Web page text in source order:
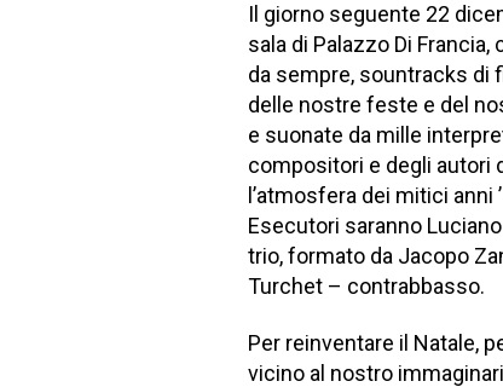
Il giorno seguente 22
sala di Palazzo Di
da sempre, sountracks di
delle nostre feste e del
e suonate da mille
compositori e degli autori
l’atmosfera dei mitici
Esecutori saranno
trio, formato da Jacopo
Turchet – contrabbasso.
Per reinventare il Natale,
vicino al nostro